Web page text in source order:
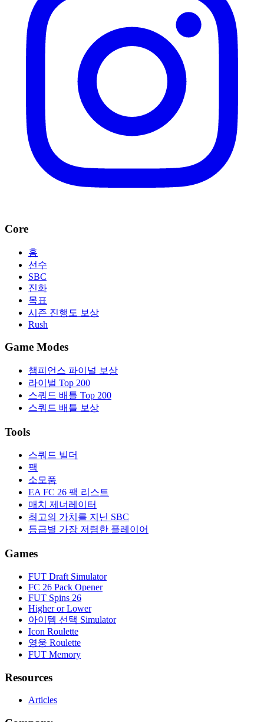
Core
홈
선수
SBC
진화
목표
시즌 진행도 보상
Rush
Game Modes
챔피언스 파이널 보상
라이벌 Top 200
스쿼드 배틀 Top 200
스쿼드 배틀 보상
Tools
스쿼드 빌더
팩
소모품
EA FC 26 팩 리스트
매치 제너레이터
최고의 가치를 지닌 SBC
등급별 가장 저렴한 플레이어
Games
FUT Draft Simulator
FC 26 Pack Opener
FUT Spins 26
Higher or Lower
아이템 선택 Simulator
Icon Roulette
영웅 Roulette
FUT Memory
Resources
Articles